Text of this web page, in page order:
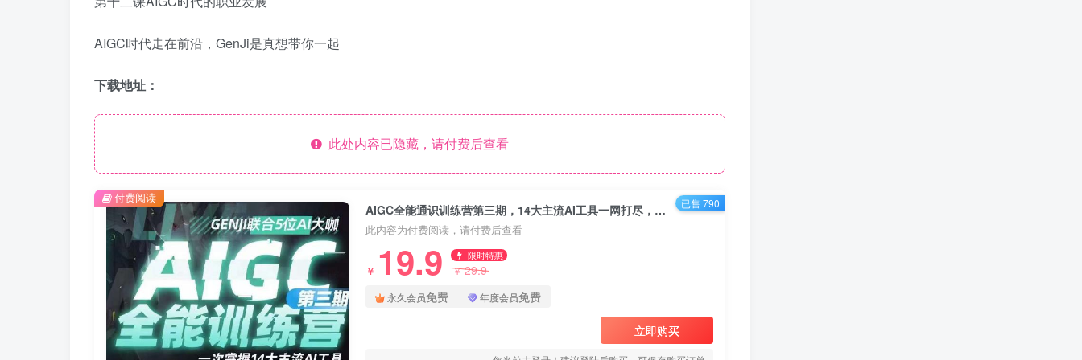
AIGC时代走在前沿，GenJi是真想带你一起
下载地址：
此处内容已隐藏，请付费后查看
AIGC全能通识训练营第三期，14大主流AI工具一网打尽，助你成为AI时代的冠军！
此内容为付费阅读，请付费后查看
￥ 19.9 限时特惠
￥29.9
永久会员免费 年度会员免费
立即购买
付费阅读 已售 790